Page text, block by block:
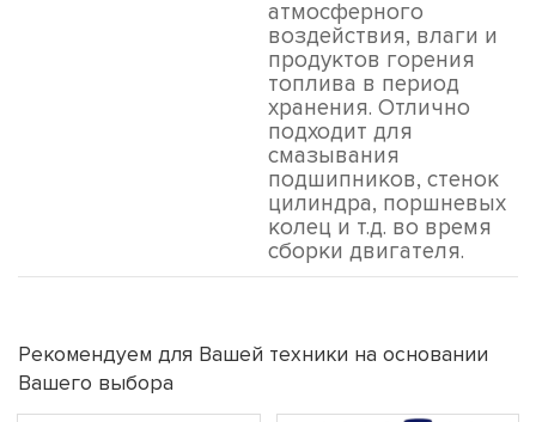
атмосферного
воздействия, влаги и
продуктов горения
топлива в период
хранения. Отлично
подходит для
смазывания
подшипников, стенок
цилиндра, поршневых
колец и т.д. во время
сборки двигателя.
Рекомендуем для Вашей техники на основании
Вашего выбора